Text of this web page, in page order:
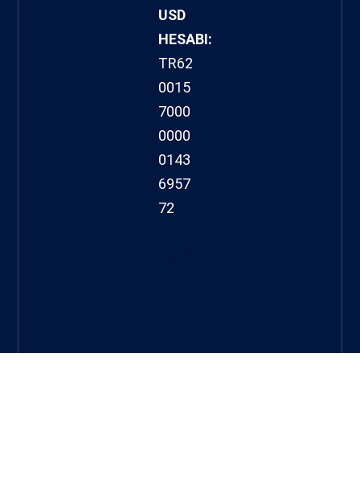
USD
HESABI:
TR62
0015
7000
0000
0143
6957
72